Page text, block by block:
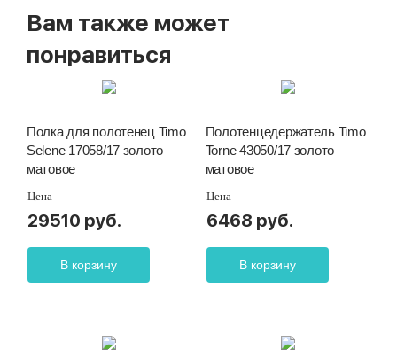
Вам также может
понравиться
Полка для полотенец Timo
Selene 17058/17 золото
матовое
Цена
29510 руб.
В корзину
Полотенцедержатель Timo
Torne 43050/17 золото
матовое
Цена
6468 руб.
В корзину